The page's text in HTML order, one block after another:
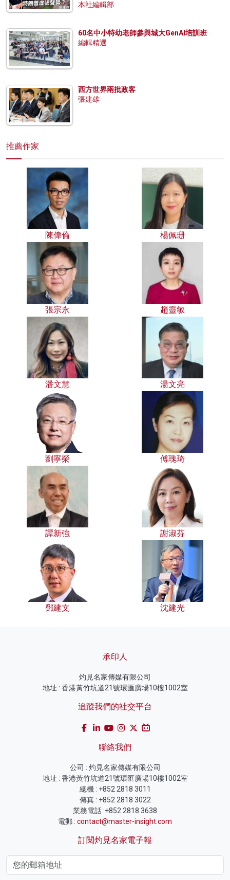
本社編輯部
60名中小特幼老師參與城大GenAI培訓班
編輯精選
西方世界兩批政客
張建雄
推薦作家
陳偉倫 楊佩珊
張宗永 趙靈敏
潘文慧 湯文亮
劉寧榮 傅瑰琦
譚新強 謝淑芬
鄧建文 沈建光
承印人
灼見名家傳媒有限公司
地址 : 香港黃竹坑道21號環匯廣場10樓1002室
追蹤我們的社交平台
聯絡我們
公司 : 灼見名家傳媒有限公司
地址 : 香港黃竹坑道21號環匯廣場10樓1002室
總機 : +852 2818 3011
傳真 : +852 2818 3022
業務電話 :+852 2818 3638
電郵 : contact@master-insight.com
訂閱灼見名家電子報